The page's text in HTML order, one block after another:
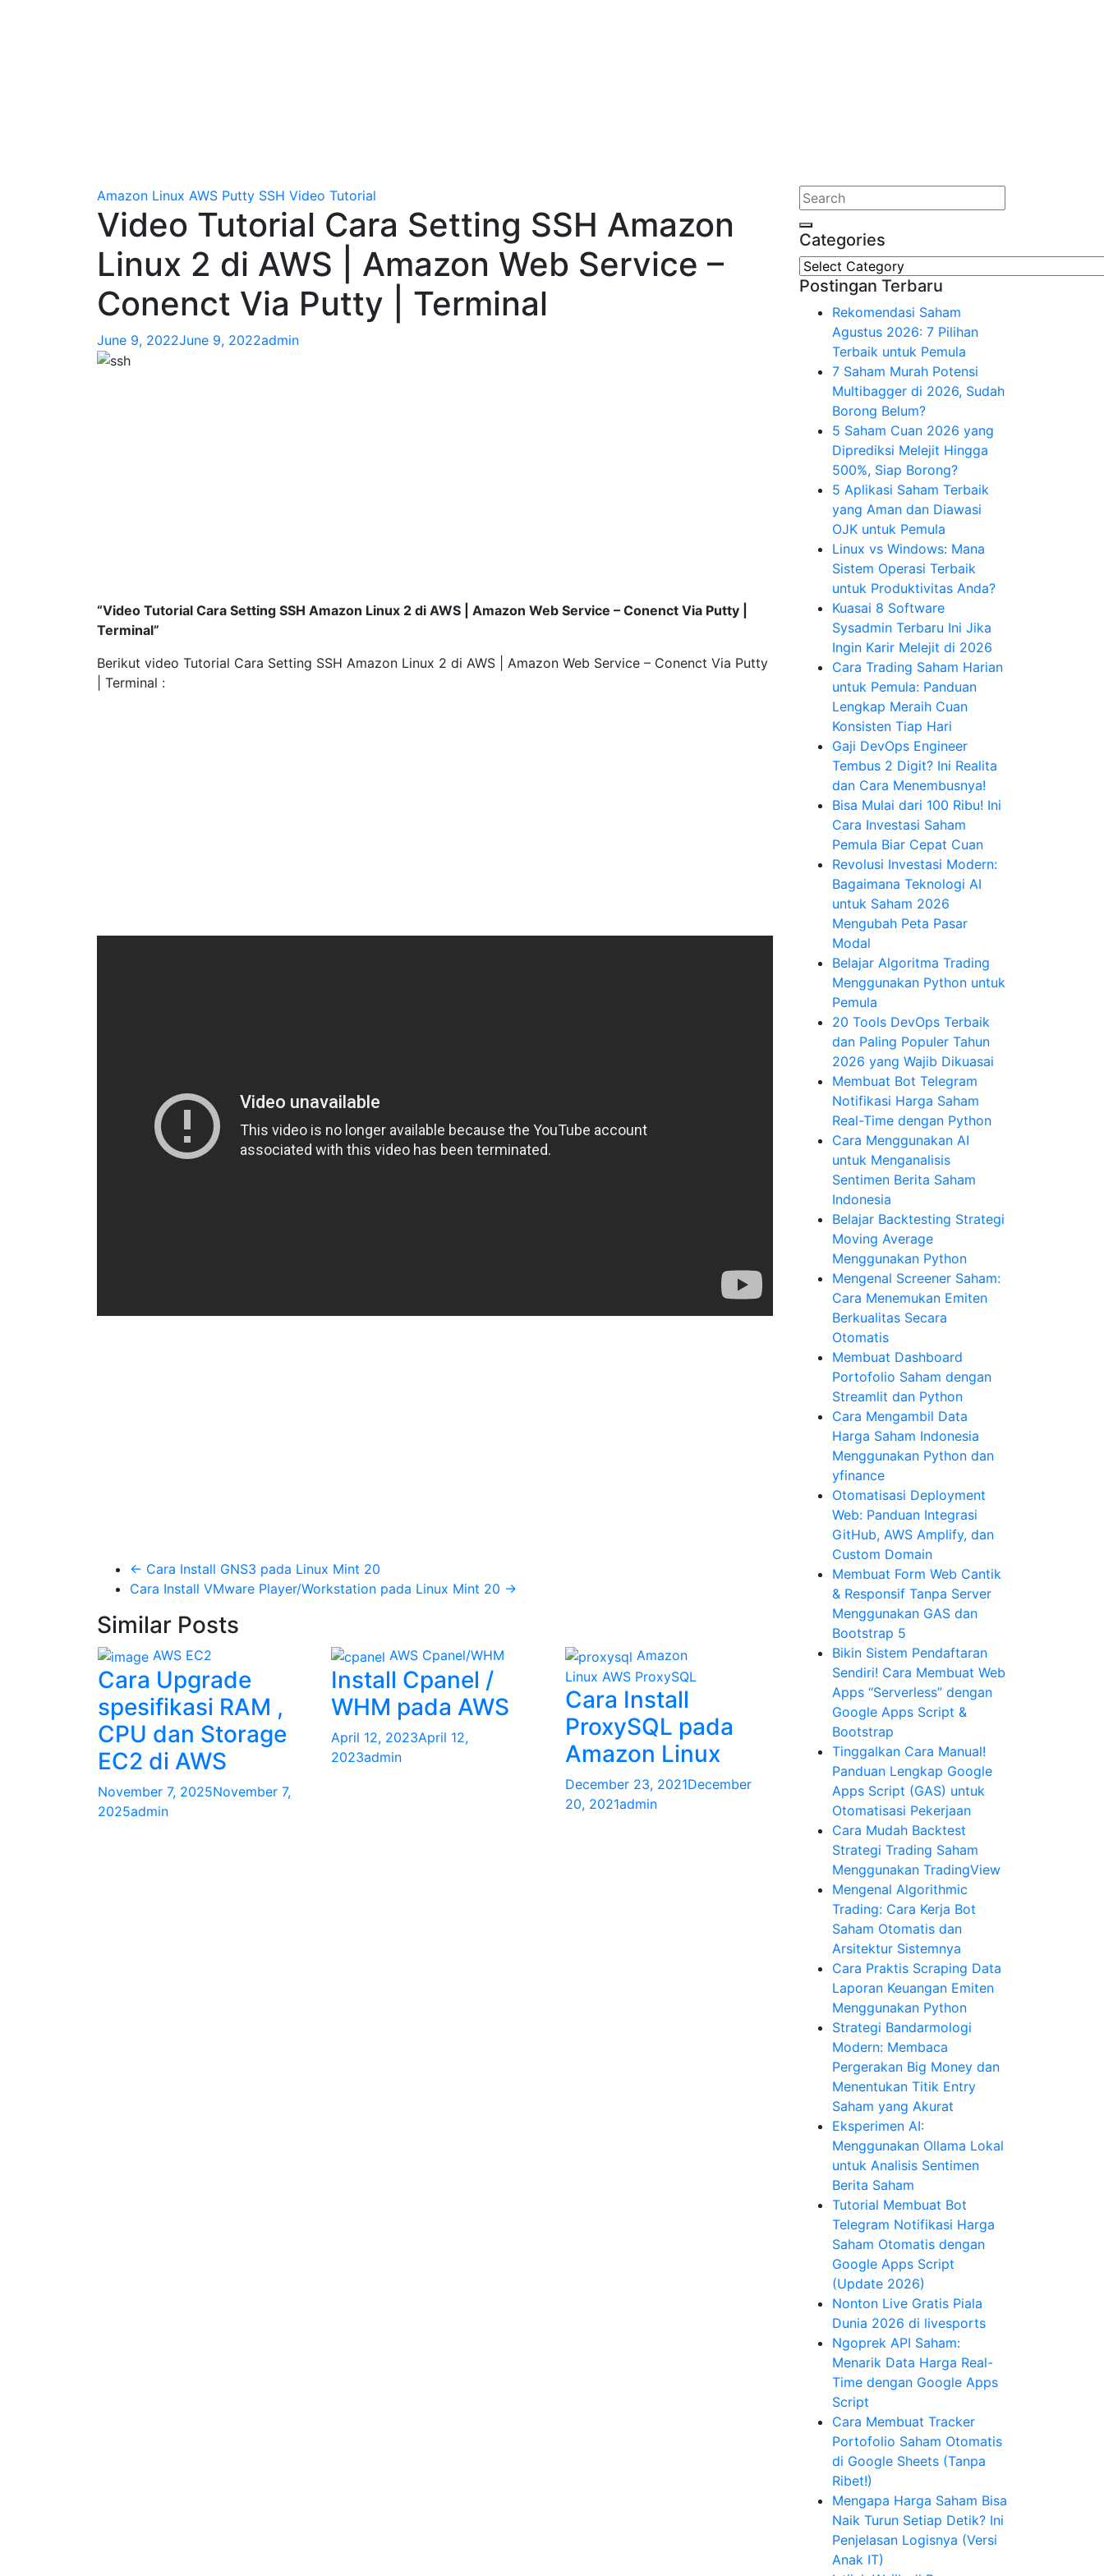
Amazon Linux AWS Putty SSH Video Tutorial
Video Tutorial Cara Setting SSH Amazon
Linux 2 di AWS | Amazon Web Service –
Conenct Via Putty | Terminal
June 9, 2022June 9, 2022admin
“Video Tutorial Cara Setting SSH Amazon Linux 2 di AWS | Amazon Web Service – Conenct Via Putty |
Terminal”
Berikut video Tutorial Cara Setting SSH Amazon Linux 2 di AWS | Amazon Web Service – Conenct Via Putty
| Terminal :
← Cara Install GNS3 pada Linux Mint 20
Cara Install VMware Player/Workstation pada Linux Mint 20 →
Similar Posts
AWS EC2
Cara Upgrade
spesifikasi RAM ,
CPU dan Storage
EC2 di AWS
November 7, 2025November 7,
2025admin
AWS Cpanel/WHM
Install Cpanel /
WHM pada AWS
April 12, 2023April 12,
2023admin
Amazon
Linux AWS ProxySQL
Cara Install
ProxySQL pada
Amazon Linux
December 23, 2021December
20, 2021admin
Categories
Categories
Postingan Terbaru
Rekomendasi Saham
Agustus 2026: 7 Pilihan
Terbaik untuk Pemula
7 Saham Murah Potensi
Multibagger di 2026, Sudah
Borong Belum?
5 Saham Cuan 2026 yang
Diprediksi Melejit Hingga
500%, Siap Borong?
5 Aplikasi Saham Terbaik
yang Aman dan Diawasi
OJK untuk Pemula
Linux vs Windows: Mana
Sistem Operasi Terbaik
untuk Produktivitas Anda?
Kuasai 8 Software
Sysadmin Terbaru Ini Jika
Ingin Karir Melejit di 2026
Cara Trading Saham Harian
untuk Pemula: Panduan
Lengkap Meraih Cuan
Konsisten Tiap Hari
Gaji DevOps Engineer
Tembus 2 Digit? Ini Realita
dan Cara Menembusnya!
Bisa Mulai dari 100 Ribu! Ini
Cara Investasi Saham
Pemula Biar Cepat Cuan
Revolusi Investasi Modern:
Bagaimana Teknologi AI
untuk Saham 2026
Mengubah Peta Pasar
Modal
Belajar Algoritma Trading
Menggunakan Python untuk
Pemula
20 Tools DevOps Terbaik
dan Paling Populer Tahun
2026 yang Wajib Dikuasai
Membuat Bot Telegram
Notifikasi Harga Saham
Real-Time dengan Python
Cara Menggunakan AI
untuk Menganalisis
Sentimen Berita Saham
Indonesia
Belajar Backtesting Strategi
Moving Average
Menggunakan Python
Mengenal Screener Saham:
Cara Menemukan Emiten
Berkualitas Secara
Otomatis
Membuat Dashboard
Portofolio Saham dengan
Streamlit dan Python
Cara Mengambil Data
Harga Saham Indonesia
Menggunakan Python dan
yfinance
Otomatisasi Deployment
Web: Panduan Integrasi
GitHub, AWS Amplify, dan
Custom Domain
Membuat Form Web Cantik
& Responsif Tanpa Server
Menggunakan GAS dan
Bootstrap 5
Bikin Sistem Pendaftaran
Sendiri! Cara Membuat Web
Apps “Serverless” dengan
Google Apps Script &
Bootstrap
Tinggalkan Cara Manual!
Panduan Lengkap Google
Apps Script (GAS) untuk
Otomatisasi Pekerjaan
Cara Mudah Backtest
Strategi Trading Saham
Menggunakan TradingView
Mengenal Algorithmic
Trading: Cara Kerja Bot
Saham Otomatis dan
Arsitektur Sistemnya
Cara Praktis Scraping Data
Laporan Keuangan Emiten
Menggunakan Python
Strategi Bandarmologi
Modern: Membaca
Pergerakan Big Money dan
Menentukan Titik Entry
Saham yang Akurat
Eksperimen AI:
Menggunakan Ollama Lokal
untuk Analisis Sentimen
Berita Saham
Tutorial Membuat Bot
Telegram Notifikasi Harga
Saham Otomatis dengan
Google Apps Script
(Update 2026)
Nonton Live Gratis Piala
Dunia 2026 di livesports
Ngoprek API Saham:
Menarik Data Harga Real-
Time dengan Google Apps
Script
Cara Membuat Tracker
Portofolio Saham Otomatis
di Google Sheets (Tanpa
Ribet!)
Mengapa Harga Saham Bisa
Naik Turun Setiap Detik? Ini
Penjelasan Logisnya (Versi
Anak IT)